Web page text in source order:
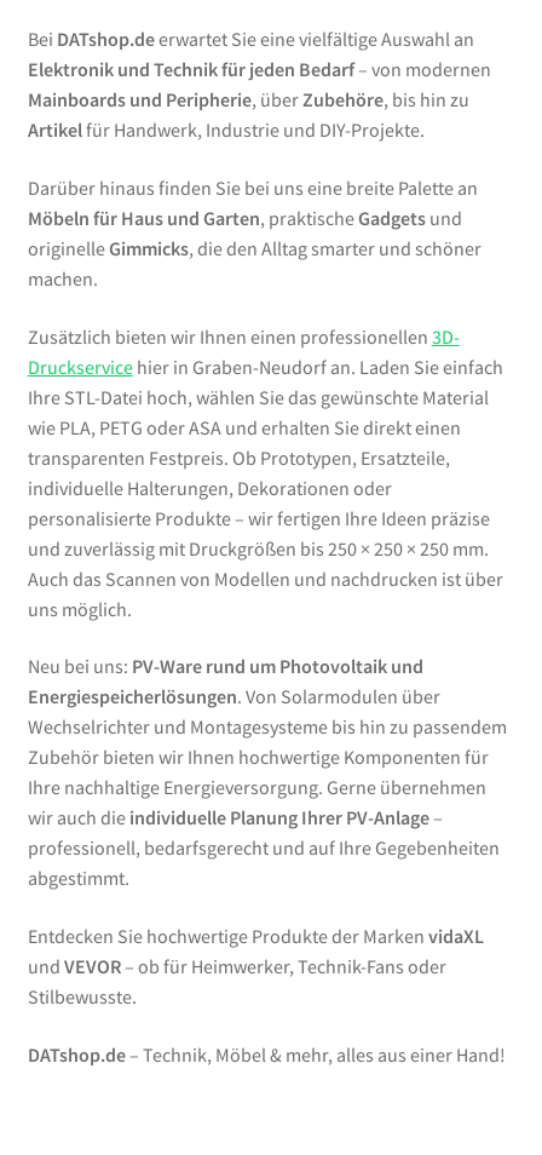
Bei DATshop.deerwartet Sie eine vielfältige Auswahl an
Elektronik und Technik für jeden Bedarf– von modernen
Mainboards und Peripherie, überZubehöre, bis hin zu
Artikelfür Handwerk, Industrie und DIY-Projekte.
Darüber hinaus finden Sie bei uns eine breite Palette an
Möbeln für Haus und Garten, praktischeGadgetsund
originelleGimmicks, die den Alltag smarter und schöner
machen.
Zusätzlich bieten wir Ihnen einen professionellen 3D-
Druckservicehier in Graben-Neudorf an. Laden Sie einfach
Ihre STL-Datei hoch, wählen Sie das gewünschte Material
wie PLA, PETG oder ASA und erhalten Sie direkt einen
transparenten Festpreis. Ob Prototypen, Ersatzteile,
individuelle Halterungen, Dekorationen oder
personalisierte Produkte – wir fertigen Ihre Ideen präzise
und zuverlässig mit Druckgrößen bis 250 × 250 × 250 mm.
Auch das Scannen von Modellen und nachdrucken ist über
uns möglich.
Neu bei uns: PV-Ware rund um Photovoltaik und
Energiespeicherlösungen. Von Solarmodulen über
Wechselrichter und Montagesysteme bis hin zu passendem
Zubehör bieten wir Ihnen hochwertige Komponenten für
Ihre nachhaltige Energieversorgung. Gerne übernehmen
wir auch die individuelle Planung Ihrer PV-Anlage–
professionell, bedarfsgerecht und auf Ihre Gegebenheiten
abgestimmt.
Entdecken Sie hochwertige Produkte der Marken vidaXL
und VEVOR– ob für Heimwerker, Technik-Fans oder
Stilbewusste.
DATshop.de– Technik, Möbel & mehr, alles aus einer Hand!